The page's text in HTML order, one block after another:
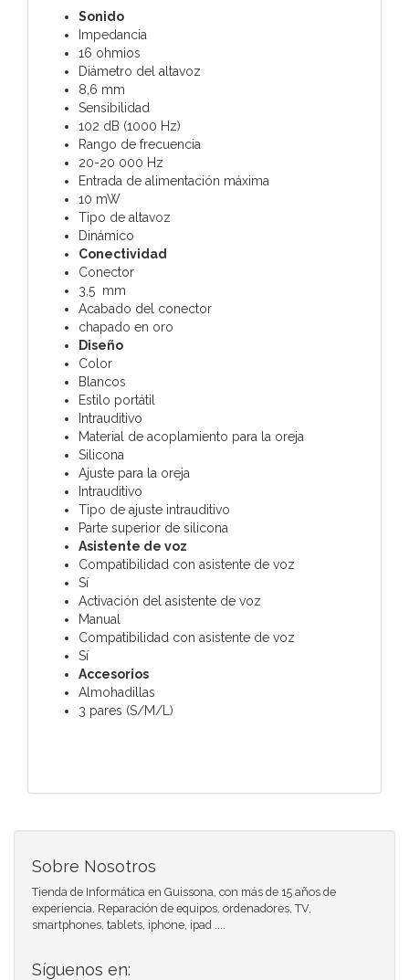
Sonido
Impedancia
16 ohmios
Diámetro del altavoz
8,6 mm
Sensibilidad
102 dB (1000 Hz)
Rango de frecuencia
20-20 000 Hz
Entrada de alimentación máxima
10 mW
Tipo de altavoz
Dinámico
Conectividad
Conector
3,5 mm
Acabado del conector
chapado en oro
Diseño
Color
Blancos
Estilo portátil
Intrauditivo
Material de acoplamiento para la oreja
Silicona
Ajuste para la oreja
Intrauditivo
Tipo de ajuste intrauditivo
Parte superior de silicona
Asistente de voz
Compatibilidad con asistente de voz
Sí
Activación del asistente de voz
Manual
Compatibilidad con asistente de voz
Sí
Accesorios
Almohadillas
3 pares (S/M/L)
Sobre Nosotros
Tienda de Informática en Guissona, con más de 15 años de
experiencia. Reparación de equipos, ordenadores, TV,
smartphones, tablets, iphone, ipad ....
Síguenos en: